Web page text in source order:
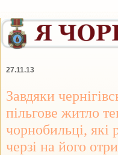
27.11.13
Завдяки
пільгове житло
чорнобильці, які
черзі на його